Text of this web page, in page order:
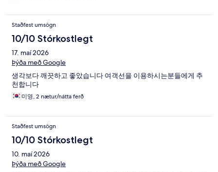
Staðfest umsögn
10/10 Stórkostlegt
17. maí 2026
Þýða með Google
생각보다 깨끗하고 좋았습니다 여객선을 이용하시는분들에게 추
천합니다
미영, 2 nætur/nátta ferð
Staðfest umsögn
10/10 Stórkostlegt
10. maí 2026
Þýða með Google